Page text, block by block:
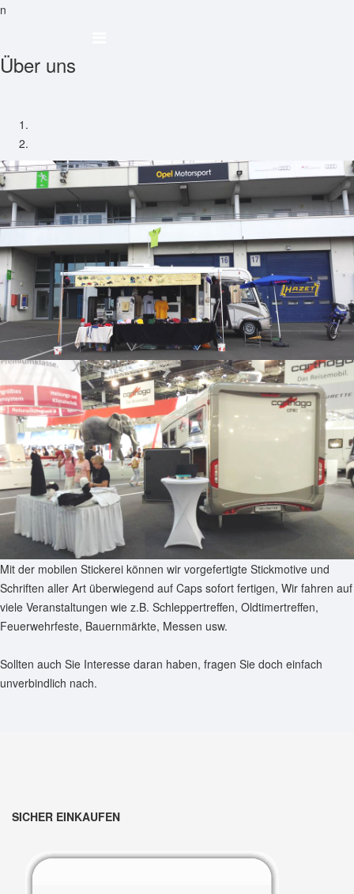
n
Über uns
Mit der mobilen Stickerei können wir vorgefertigte Stickmotive und
Schriften aller Art überwiegend auf Caps sofort fertigen, Wir fahren auf
viele Veranstaltungen wie z.B. Schleppertreffen, Oldtimertreffen,
Feuerwehrfeste, Bauernmärkte, Messen usw.
Sollten auch Sie Interesse daran haben, fragen Sie doch einfach
unverbindlich nach.
SICHER EINKAUFEN